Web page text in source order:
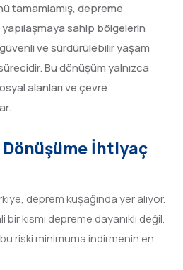
tamamlamış, depreme
yapılaşmaya sahip bölgelerin
ve sürdürülebilir yaşam
Bu dönüşüm yalnızca
alanları ve çevre
İhtiyaç
deprem kuşağında yer alıyor.
bir kısmı depreme dayanıklı değil.
riski minimuma indirmenin en